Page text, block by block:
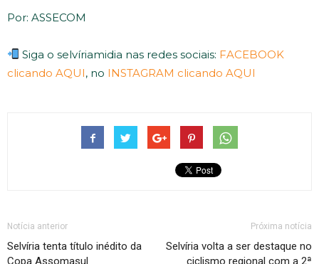
Por: ASSECOM
Siga o selvíriamidia nas redes sociais: FACEBOOK
clicando AQUI, no INSTAGRAM clicando AQUI
Notícia anterior
Selvíria tenta título inédito da
Copa Assomasul
Próxima notícia
Selvíria volta a ser destaque no
ciclismo regional com a 2ª